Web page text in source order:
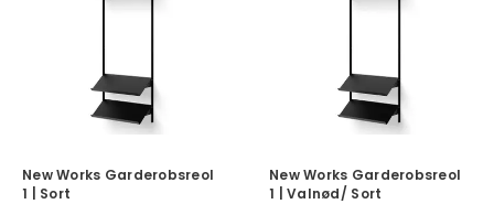
New Works Garderobsreol
1 | Sort
New Works Garderobsreol
1 | Valnød/ Sort